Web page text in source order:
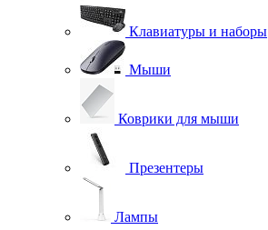
Клавиатуры и наборы
Мыши
Коврики для мыши
Презентеры
Лампы